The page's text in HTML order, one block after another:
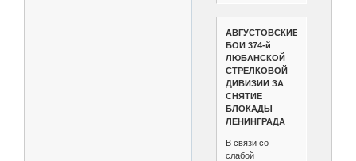
АВГУСТОВСКИЕ
БОИ 374-й
ЛЮБАНСКОЙ
СТРЕЛКОВОЙ
ДИВИЗИИ ЗА
СНЯТИЕ
БЛОКАДЫ
ЛЕНИНГРАДА
В связи со
слабой